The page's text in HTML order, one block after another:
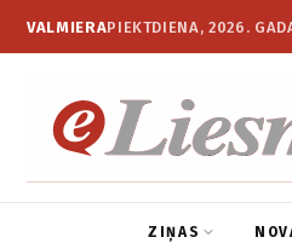
VALMIERAPIEKTDIENA, 2026.
ZIŅAS